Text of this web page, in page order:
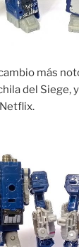
más
del Siege,